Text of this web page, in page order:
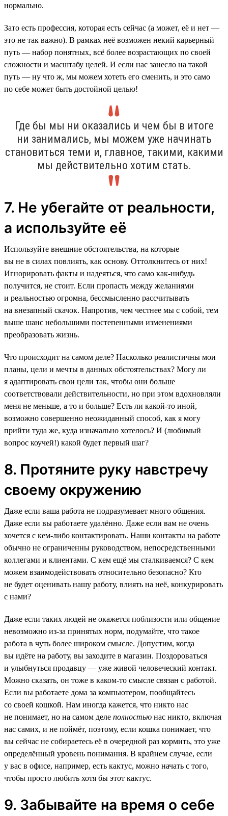
нормально.
Зато есть профессия, которая есть сейчас (а может, её и нет —
это не так важно). В рамках неё возможен некий карьерный
путь — набор понятных, всё более возрастающих по своей
сложности и масштабу целей. И если нас занесло на такой
путь — ну что ж, мы можем хотеть его сменить, и это само
по себе может быть достойной целью!
Где бы мы ни оказались и чем бы в итоге
ни занимались, мы можем уже начинать
становиться теми и, главное, такими, какими
мы действительно хотим стать.
7. Не убегайте от реальности,
а используйте её
Используйте внешние обстоятельства, на которые
вы не в силах повлиять, как основу. Оттолкнитесь от них!
Игнорировать факты и надеяться, что само как-нибудь
получится, не стоит. Если пропасть между желаниями
и реальностью огромна, бессмысленно рассчитывать
на внезапный скачок. Напротив, чем честнее мы с собой, тем
выше шанс небольшими постепенными изменениями
преобразовать жизнь.
Что происходит на самом деле? Насколько реалистичны мои
планы, цели и мечты в данных обстоятельствах? Могу ли
я адаптировать свои цели так, чтобы они больше
соответствовали действительности, но при этом вдохновляли
меня не меньше, а то и больше? Есть ли какой-то иной,
возможно совершенно неожиданный способ, как я могу
прийти туда же, куда изначально хотелось? И (любимый
вопрос коучей!) какой будет первый шаг?
8. Протяните руку навстречу
своему окружению
Даже если ваша работа не подразумевает много общения.
Даже если вы работаете удалённо. Даже если вам не очень
хочется с кем-либо контактировать. Наши контакты на работе
обычно не ограниченны руководством, непосредственными
коллегами и клиентами. С кем ещё мы сталкиваемся? С кем
можем взаимодействовать относительно безопасно? Кто
не будет оценивать нашу работу, влиять на неё, конкурировать
с нами?
Даже если таких людей не окажется поблизости или общение
невозможно из-за принятых норм, подумайте, что такое
работа в чуть более широком смысле. Допустим, когда
вы идёте на работу, вы заходите в магазин. Поздороваться
и улыбнуться продавцу — уже живой человеческий контакт.
Можно сказать, он тоже в каком-то смысле связан с работой.
Если вы работаете дома за компьютером, пообщайтесь
со своей кошкой. Нам иногда кажется, что никто нас
не понимает, но на самом деле полностью нас никто, включая
нас самих, и не поймёт, поэтому, если кошка понимает, что
вы сейчас не собираетесь её в очередной раз кормить, это уже
определённый уровень понимания. В крайнем случае, если
у вас в офисе, например, есть кактус, можно начать с того,
чтобы просто любить хотя бы этот кактус.
9. Забывайте на время о себе